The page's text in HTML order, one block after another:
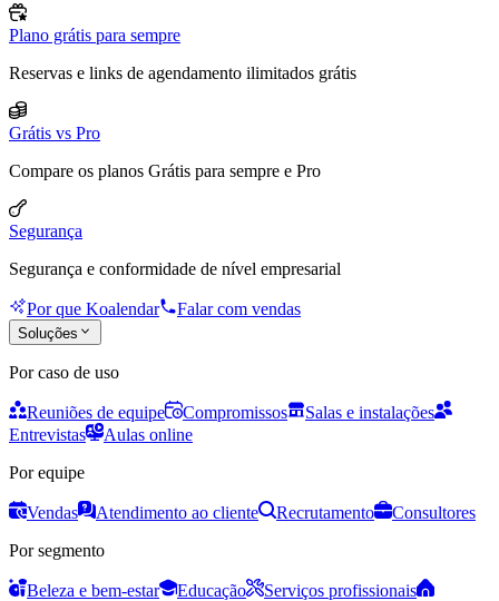
Plano grátis para sempre
Reservas e links de agendamento ilimitados grátis
Grátis vs Pro
Compare os planos Grátis para sempre e Pro
Segurança
Segurança e conformidade de nível empresarial
Por que Koalendar Falar com vendas
Soluções
Por caso de uso
Reuniões de equipe Compromissos
Salas e instalações
Entrevistas
Aulas online
Por equipe
Vendas Atendimento ao cliente Recrutamento
Consultores
Por segmento
Beleza e bem-estar Educação
Serviços profissionais